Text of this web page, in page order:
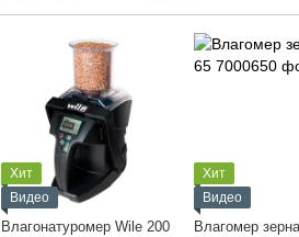
Хит
Видео
Влагонатуромер Wile 200
Хит
Видео
Влагомер